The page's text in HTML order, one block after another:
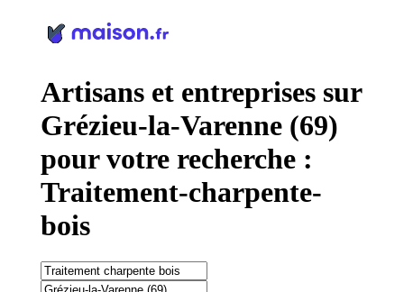
Artisans et entreprises sur
Grézieu-la-Varenne (69)
pour votre recherche :
Traitement-charpente-
bois